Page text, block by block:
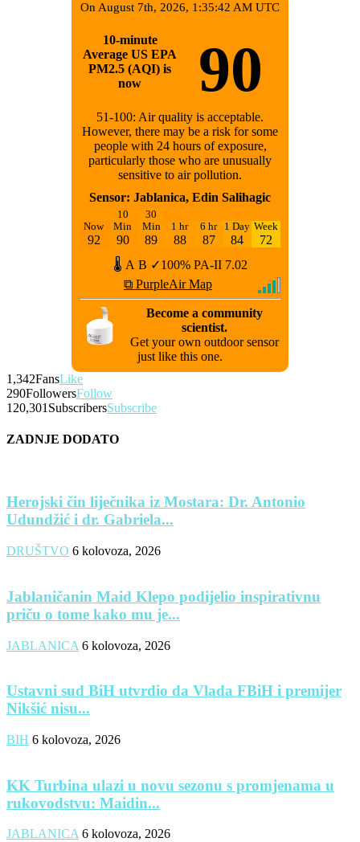
On August 7th, 2026, 1:35:42 AM UTC
10-minute
Average US EPA
PM2.5 (AQI) is
now
90
51-100: Air quality is acceptable.
However, there may be a risk for some
people with 24 hours of exposure,
particularly those who are unusually
sensitive to air pollution.
Sensor: Jablanica, Edin Salihagic
Now
92
10
Min
90
30
Min
89
1 hr
88
6 hr
87
1 Day
84
Week
72
🌡 A B ✓100% PA-II 7.02
⧉ PurpleAir Map
Become a community
scientist.
Get your own outdoor sensor
just like this one.
1,342FansLike
290FollowersFollow
120,301 SubscribersSubscribe
ZADNJE DODATO
Herojski čin liječnika iz Mostara: Dr. Antonio
Udundžić i dr. Gabriela...
DRUŠTVO 6 kolovoza, 2026
Jablaničanin Maid Klepo podijelio inspirativnu
priču o tome kako mu je...
JABLANICA 6 kolovoza, 2026
Ustavni sud BiH utvrdio da Vlada FBiH i premijer
Nikšić nisu...
BIH 6 kolovoza, 2026
KK Turbina ulazi u novu sezonu s promjenama u
rukovodstvu: Maidin...
JABLANICA 6 kolovoza, 2026